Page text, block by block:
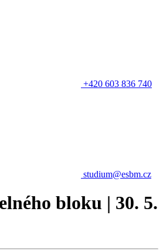
+420 603 836 740
studium@esbm.cz
bloku | 30. 5.